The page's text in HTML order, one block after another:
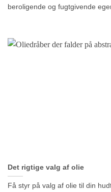
beroligende og fugtgivende
Det rigtige valg af olie
Få styr på valg af olie til din